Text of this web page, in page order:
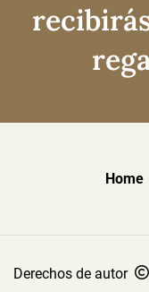
Home
Derechos de autor